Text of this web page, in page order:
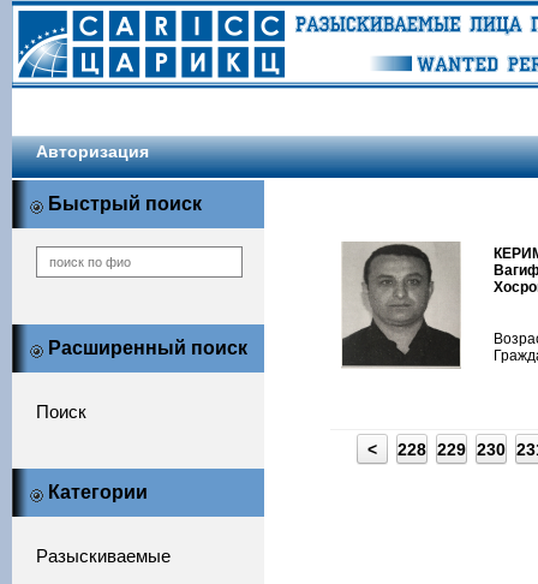
Авторизация
Быстрый поиск
Расширенный поиск
Поиск
Категории
Разыскиваемые
< 228 229 230